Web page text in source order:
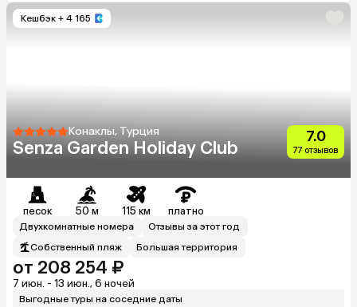
Кешбэк + 4 165
Конаклы, Турция
Senza Garden Holiday Club
7.0
77 отзывов
песок 50 м 115 км платно
Двухкомнатные номера
Отзывы за этот год
Собственный пляж
Большая территория
от 208 254 ₽
7 июн. - 13 июн., 6 ночей
Выгодные туры на соседние даты